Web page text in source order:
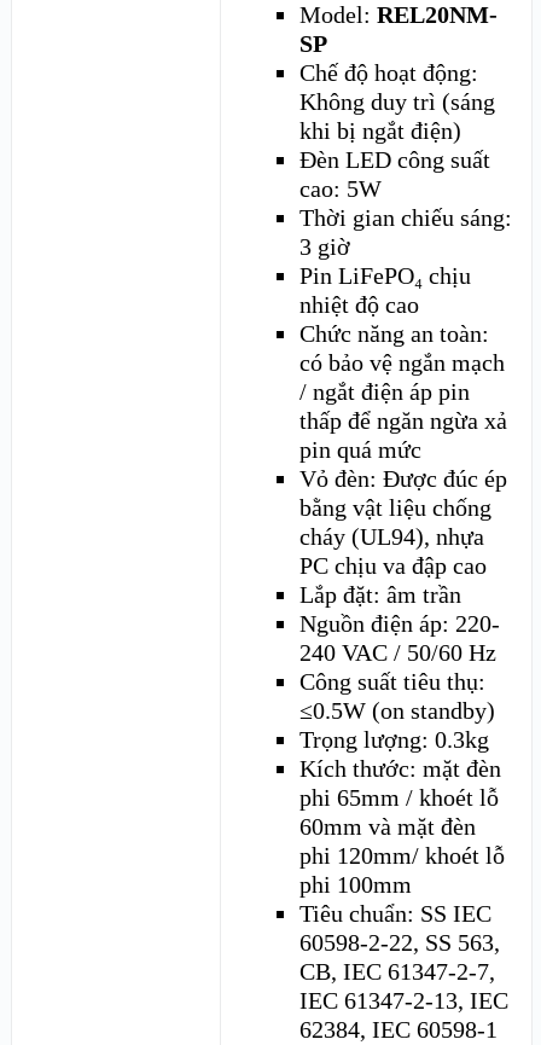
Model:REL20NM-
SP
Chế độ hoạt động:
Không duy trì (sáng
khi bị ngắt điện)
Đèn LED công suất
cao: 5W
Thời gian chiếu sáng:
3 giờ
Pin LiFePO₄ chịu
nhiệt độ cao
Chức năng an toàn:
có bảo vệ ngắn mạch
/ ngắt điện áp pin
thấp để ngăn ngừa xả
pin quá mức
Vỏ đèn: Được đúc ép
bằng vật liệu chống
cháy (UL94), nhựa
PC chịu va đập cao
Lắp đặt: âm trần
Nguồn điện áp: 220-
240 VAC / 50/60 Hz
Công suất tiêu thụ:
≤0.5W (on standby)
Trọng lượng: 0.3kg
Kích thước: mặt đèn
phi 65mm / khoét lỗ
60mm và mặt đèn
phi 120mm/ khoét lỗ
phi 100mm
Tiêu chuẩn: SS IEC
60598-2-22, SS 563,
CB, IEC 61347-2-7,
IEC 61347-2-13, IEC
62384, IEC 60598-1